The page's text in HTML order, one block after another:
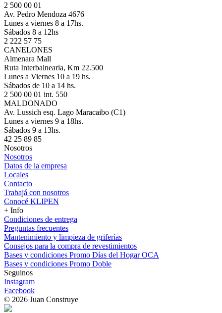
2 500 00 01
Av. Pedro Mendoza 4676
Lunes a viernes 8 a 17hs.
Sábados 8 a 12hs
2 222 57 75
CANELONES
Almenara Mall
Ruta Interbalnearia, Km 22.500
Lunes a Viernes 10 a 19 hs.
Sábados de 10 a 14 hs.
2 500 00 01 int. 550
MALDONADO
Av. Lussich esq. Lago Maracaibo (C1)
Lunes a viernes 9 a 18hs.
Sábados 9 a 13hs.
42 25 89 85
Nosotros
Nosotros
Datos de la empresa
Locales
Contacto
Trabajá con nosotros
Conocé KLIPEN
+ Info
Condiciones de entrega
Preguntas frecuentes
Mantenimiento y limpieza de griferías
Consejos para la compra de revestimientos
Bases y condiciones Promo Días del Hogar OCA
Bases y condiciones Promo Doble
Seguinos
Instagram
Facebook
© 2026 Juan Construye